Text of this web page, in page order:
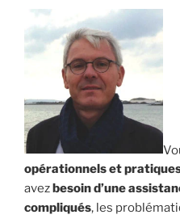
opérationnels et
avezbesoin d’une
compliqués, les